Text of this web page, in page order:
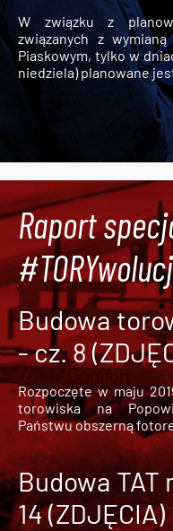
W związku z
związanych z
Piaskowym, tylko w
niedziela) planowane
Raport
Budowa
- cz. 8
Rozpoczęte w maju
torowiska na
Państwu obszerną
Budowa TAT
14 (ZDJĘCIA)